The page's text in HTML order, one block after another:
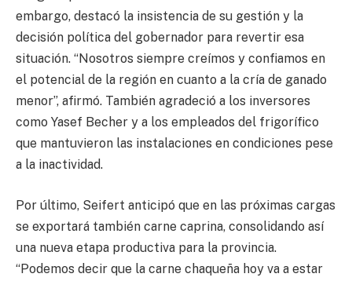
embargo, destacó la insistencia de su gestión y la
decisión política del gobernador para revertir esa
situación. “Nosotros siempre creímos y confiamos en
el potencial de la región en cuanto a la cría de ganado
menor”, afirmó. También agradeció a los inversores
como Yasef Becher y a los empleados del frigorífico
que mantuvieron las instalaciones en condiciones pese
a la inactividad.
Por último, Seifert anticipó que en las próximas cargas
se exportará también carne caprina, consolidando así
una nueva etapa productiva para la provincia.
“Podemos decir que la carne chaqueña hoy va a estar